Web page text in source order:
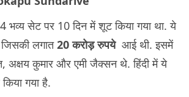
भव्य सेट पर 10 दिन में शूट किया गया था. ये
लगात20 करोड़ रुपयेआई थी. इसमें
अक्षय कुमार और एमी जैक्सन थे. हिंदी में ये
गया है.